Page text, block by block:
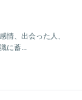
、出会った人、
に蓄...